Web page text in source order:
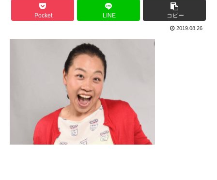
Pocket LINE コピー
2019.08.26